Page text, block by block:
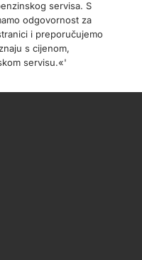
servisa. S
odgovornost za
i preporučujemo
s cijenom,
servisu.«'